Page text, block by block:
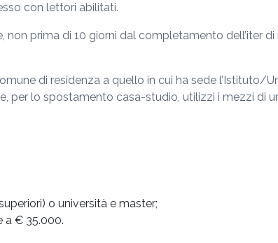
con lettori abilitati.
prima di 10 giorni dal completamento dell’iter di
di residenza a quello in cui ha sede l’Istituto/
per lo spostamento casa-studio, utilizzi i mezzi di
o università e master;
a € 35.000.